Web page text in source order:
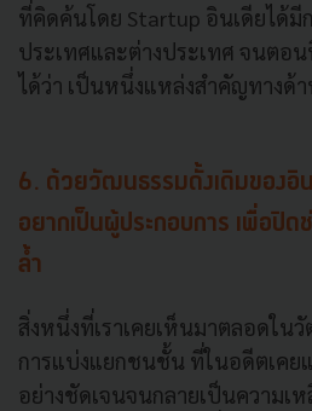
ที่คิดค้นโดย Startup อินเดียได้มี
ประเทศและต่างประเทศ จนตอน
ได้ว่า เป็นหนึ่งแหล่งสำคัญทางด้า
6. ด้วยวัฒนธรรมดั้งเดิมของอิ
อยากเป็นผู้ประกอบการ เพื่อปิด
ล้ำ
สิ่งหนึ่งที่เราเคยเห็นมาตลอดใน
การแบ่งแยกชนชั้น ที่ในอดีตเคย
อย่างชัดเจนจนกลายเป็นความเ